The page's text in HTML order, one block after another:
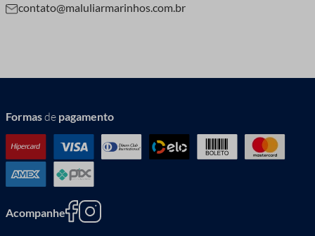
contato@maluliarmarinhos.com.br
Formasde pagamento
Acompanhe